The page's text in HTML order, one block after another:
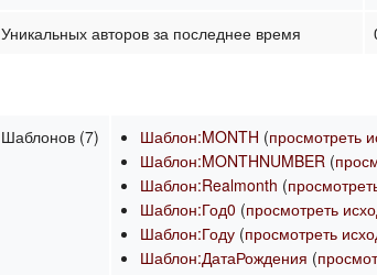
Уникальных авторов за последнее время
Шаблонов (7) Шаблон:MONTH (просмотреть
Шаблон:MONTHNUMBER (
Шаблон:Realmonth (
Шаблон:Год0 (просмотреть
Шаблон:Году (просмотреть
Шаблон:ДатаРождения (